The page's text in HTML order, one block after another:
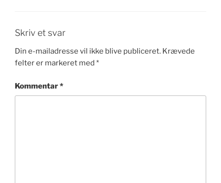
Skriv et svar
Din e-mailadresse vil ikke blive publiceret. Krævede
felter er markeret med *
Kommentar*